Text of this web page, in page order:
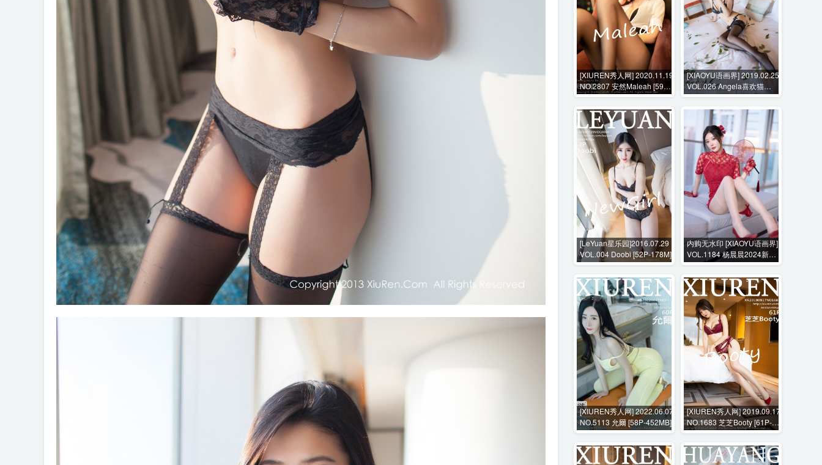
[XIUREN秀人网] 2020.11.19
NO.2807 安然Maleah [59P-
622MB]
[XIAOYU语画界] 2019.02.25
VOL.026 Angela喜欢猫
[72P-313MB]
[LeYuan星乐园]2016.07.29
VOL.004 Doobi [52P-178M]
内购无水印 [XIAOYU语画界]
VOL.1184 杨晨晨2024新春
旗袍+花絮视频 [103P+1V-
2614MB]
[XIUREN秀人网] 2022.06.07
NO.5113 允爾 [58P-452MB]
[XIUREN秀人网] 2019.09.17
NO.1683 芝芝Booty [61P-
355MB]